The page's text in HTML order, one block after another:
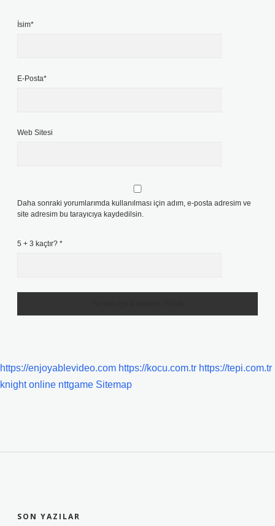
İsim*
E-Posta*
Web Sitesi
Daha sonraki yorumlarımda kullanılması için adım, e-posta adresim ve
site adresim bu tarayıcıya kaydedilsin.
5 + 3 kaçtır? *
https://enjoyablevideo.com https://kocu.com.tr https://tepi.com.tr
knight online nttgame Sitemap
SON YAZILAR